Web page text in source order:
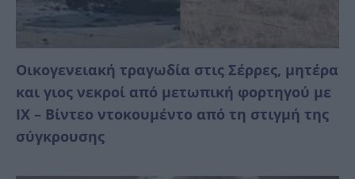
Οικογενειακή τραγωδία στις Σέρρες, μητέρα
και γιος νεκροί από μετωπική φορτηγού με
ΙΧ – Βίντεο ντοκουμέντο από τη στιγμή της
σύγκρουσης